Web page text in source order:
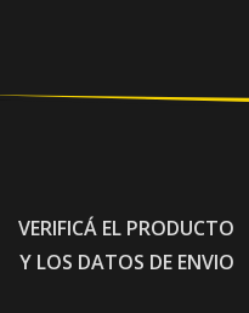
VERIFICÁ EL PRODUCTO
Y LOS DATOS DE ENVIO